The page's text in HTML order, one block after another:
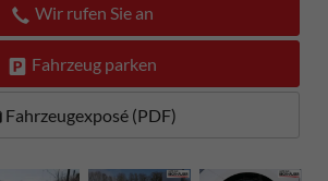
Wir rufen Sie an
Fahrzeug parken
Fahrzeugexposé (PDF)